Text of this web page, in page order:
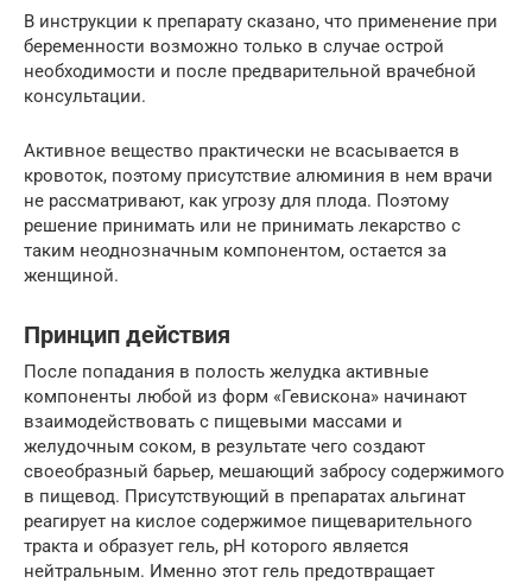
В инструкции к препарату сказано, что применение при
беременности возможно только в случае острой
необходимости и после предварительной врачебной
консультации.
Активное вещество практически не всасывается в
кровоток, поэтому присутствие алюминия в нем врачи
не рассматривают, как угрозу для плода. Поэтому
решение принимать или не принимать лекарство с
таким неоднозначным компонентом, остается за
женщиной.
Принцип действия
После попадания в полость желудка активные
компоненты любой из форм «Гевискона» начинают
взаимодействовать с пищевыми массами и
желудочным соком, в результате чего создают
своеобразный барьер, мешающий забросу содержимого
в пищевод. Присутствующий в препаратах альгинат
реагирует на кислое содержимое пищеварительного
тракта и образует гель, рН которого является
нейтральным. Именно этот гель предотвращает